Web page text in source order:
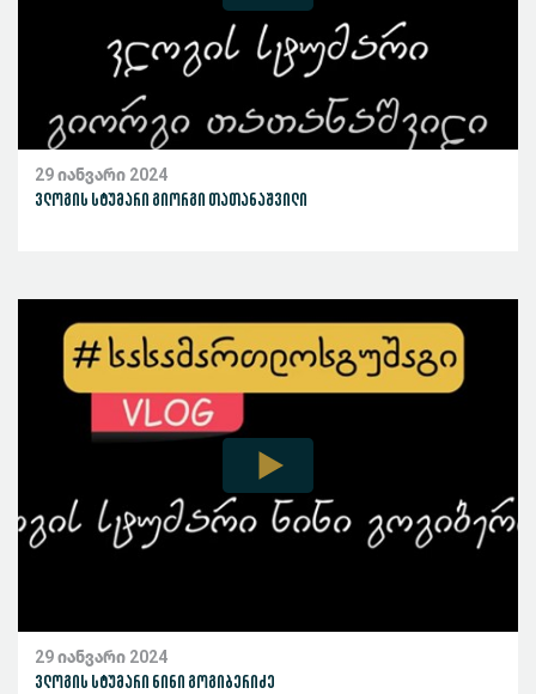
29 იანვარი 2024
ვლოგის სტუმარი გიორგი თათანაშვილი
29 იანვარი 2024
ვლოგის სტუმარი ნინი გოგიბერიძე